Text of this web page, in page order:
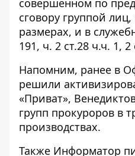
совершенном по
сговору группой
размерах, и в
191, ч. 2 ст.28 ч.ч. 1,
Напомним, ранее в
решили
«Приват»,
групп прокуроров в
производствах.
Также Информатор